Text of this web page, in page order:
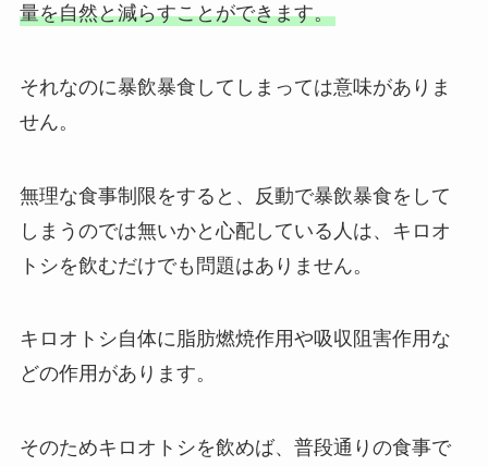
量を自然と減らすことができます。
それなのに暴飲暴食してしまっては意味がありま
せん。
無理な食事制限をすると、反動で暴飲暴食をして
しまうのでは無いかと心配している人は、キロオ
トシを飲むだけでも問題はありません。
キロオトシ自体に脂肪燃焼作用や吸収阻害作用な
どの作用があります。
そのためキロオトシを飲めば、普段通りの食事で